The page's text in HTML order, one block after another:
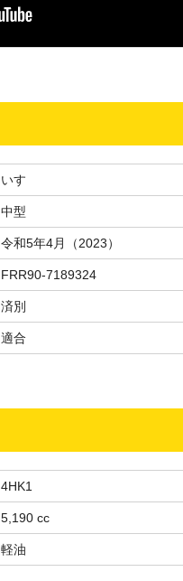
いすゞ
中型
令和5年4月（2023）
FRR90-7189324
済別
適合
4HK1
5,190 cc
軽油